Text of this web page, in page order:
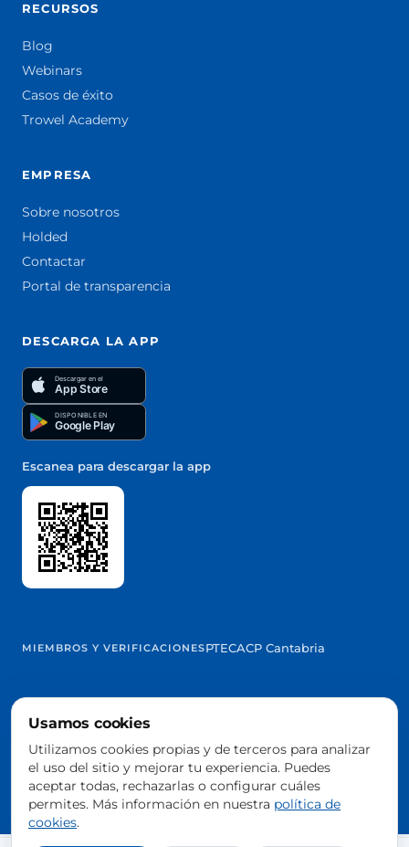
RECURSOS
Blog
Webinars
Casos de éxito
Trowel Academy
EMPRESA
Sobre nosotros
Holded
Contactar
Portal de transparencia
DESCARGA LA APP
Descargar en el
App Store
DISPONIBLE EN
Google Play
Escanea para descargar la app
MIEMBROS Y VERIFICACIONESPTECACP Cantabria
@2026 Trowelapp
Aviso legalTérminos y condicionesPrivacidadCookies
Configurar cookies
Hecho con ❤️ desde Cantabria, España
Usamos cookies
Utilizamos cookies propias y de terceros para analizar
el uso del sitio y mejorar tu experiencia. Puedes
aceptar todas, rechazarlas o configurar cuáles
permites. Más información en nuestra política de
cookies.